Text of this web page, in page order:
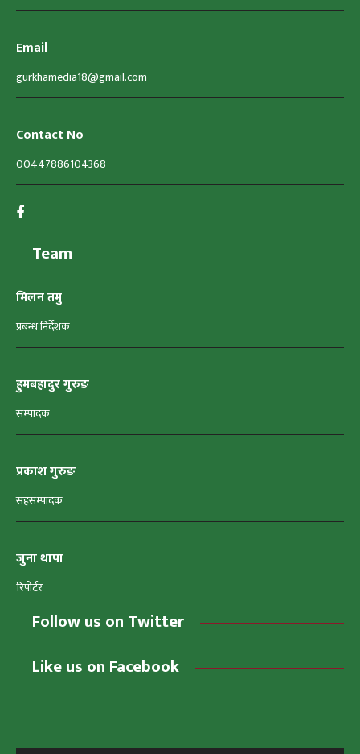
Email
gurkhamedia18@gmail.com
Contact No
00447886104368
Team
मिलन तमु
प्रबन्ध निर्देशक
हुमबहादुर गुरुङ
सम्पादक
प्रकाश गुरुङ
सहसम्पादक
जुना थापा
रिपोर्टर
Follow us on Twitter
Like us on Facebook